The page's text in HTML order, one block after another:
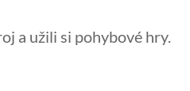
a užili si pohybové hry.